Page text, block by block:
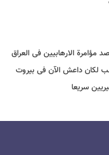
الارهابیین فی العراق
لکان داعش الآن فی بیروت
سریعا